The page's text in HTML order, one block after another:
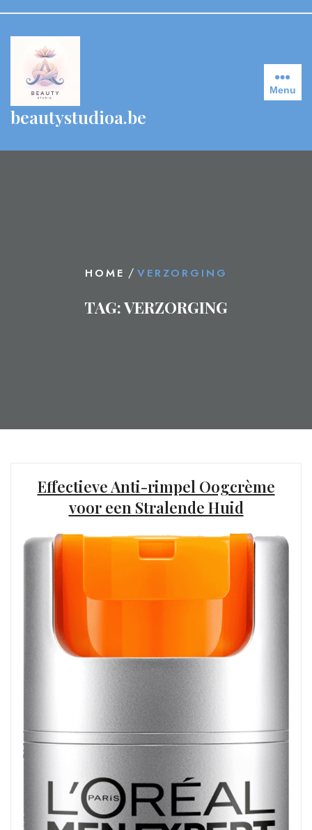
content
beautystudioa.be
Menu
HOME / VERZORGING
TAG:VERZORGING
Effectieve Anti-rimpel Oogcrème
voor een Stralende Huid